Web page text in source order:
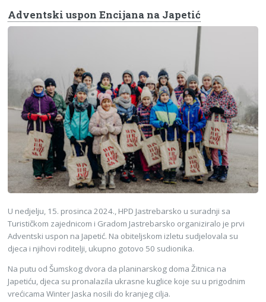
Adventski uspon Encijana na Japetić
U nedjelju, 15. prosinca 2024., HPD Jastrebarsko u suradnji sa
Turističkom zajednicom i Gradom Jastrebarsko organiziralo je prvi
Adventski uspon na Japetić. Na obiteljskom izletu sudjelovala su
djeca i njihovi roditelji, ukupno gotovo 50 sudionika.
Na putu od Šumskog dvora da planinarskog doma Žitnica na
Japetiću, djeca su pronalazila ukrasne kuglice koje su u prigodnim
vrećicama Winter Jaska nosili do kranjeg cilja.